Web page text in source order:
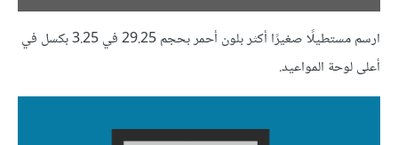
ارسم مستطيلًا صغيرًا أكثر بلون أحمر بحجم 29.25 في 3.25 بكسل في
أعلى لوحة المواعيد.